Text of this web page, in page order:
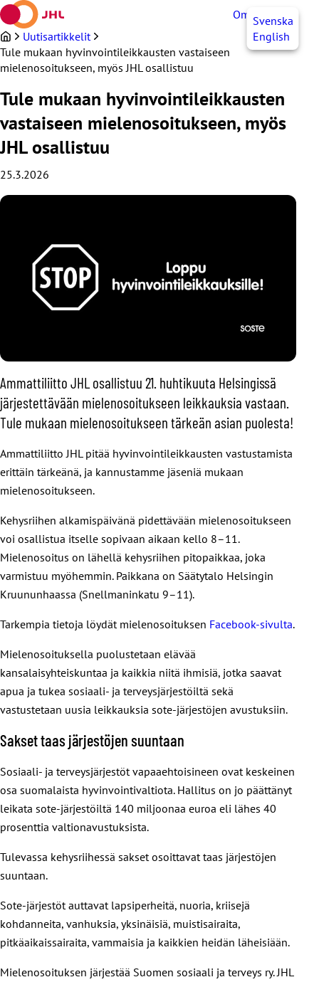
Siirry
sisältöön
OmaJHLSvenska
English
Uutisartikkelit
Tule mukaan hyvinvointileikkausten vastaiseen
mielenosoitukseen, myös JHL osallistuu
Tule mukaan hyvinvointileikkausten
vastaiseen mielenosoitukseen, myös
JHL osallistuu
25.3.2026
Ammattiliitto JHL osallistuu 21. huhtikuuta Helsingissä
järjestettävään mielenosoitukseen leikkauksia vastaan.
Tule mukaan mielenosoitukseen tärkeän asian puolesta!
Ammattiliitto JHL pitää hyvinvointileikkausten vastustamista
erittäin tärkeänä, ja kannustamme jäseniä mukaan
mielenosoitukseen.
Kehysriihen alkamispäivänä pidettävään mielenosoitukseen
voi osallistua itselle sopivaan aikaan kello 8–11.
Mielenosoitus on lähellä kehysriihen pitopaikkaa, joka
varmistuu myöhemmin. Paikkana on Säätytalo Helsingin
Kruununhaassa (Snellmaninkatu 9–11).
Tarkempia tietoja löydät mielenosoituksen Facebook-sivulta.
Mielenosoituksella puolustetaan elävää
kansalaisyhteiskuntaa ja kaikkia niitä ihmisiä, jotka saavat
apua ja tukea sosiaali- ja terveysjärjestöiltä sekä
vastustetaan uusia leikkauksia sote-järjestöjen avustuksiin.
Sakset taas järjestöjen suuntaan
Sosiaali- ja terveysjärjestöt vapaaehtoisineen ovat keskeinen
osa suomalaista hyvinvointivaltiota. Hallitus on jo päättänyt
leikata sote-järjestöiltä 140 miljoonaa euroa eli lähes 40
prosenttia valtionavustuksista.
Tulevassa kehysriihessä sakset osoittavat taas järjestöjen
suuntaan.
Sote-järjestöt auttavat lapsiperheitä, nuoria, kriisejä
kohdanneita, vanhuksia, yksinäisiä, muistisairaita,
pitkäaikaissairaita, vammaisia ja kaikkien heidän läheisiään.
Mielenosoituksen järjestää Suomen sosiaali ja terveys ry. JHL